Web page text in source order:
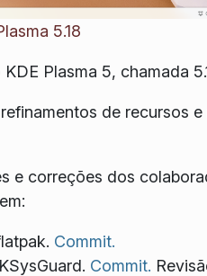
5.18
Plasma 5, chamada
de recursos
e correções dos
Commit.
Commit.